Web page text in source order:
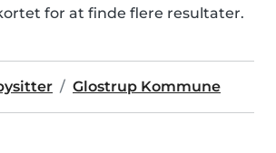
for at finde flere resultater.
Glostrup Kommune